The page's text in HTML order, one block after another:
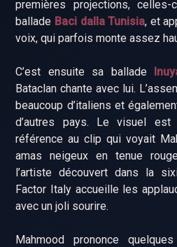
premières projections,
ballade Baci dalla Tunisia, et
voix, qui parfois monte assez
C’est ensuite sa ballade
Bataclan chante avec lui.
beaucoup d’italiens et
d’autres pays. Le visuel est
référence au clip qui voyait
amas neigeux en tenue
l’artiste découvert dans la
Factor Italy accueille les
avec un joli sourire.
Mahmood prononce